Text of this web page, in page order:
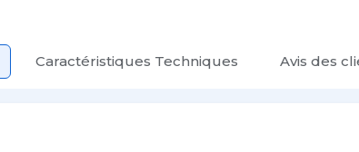
Caractéristiques Techniques Avis des